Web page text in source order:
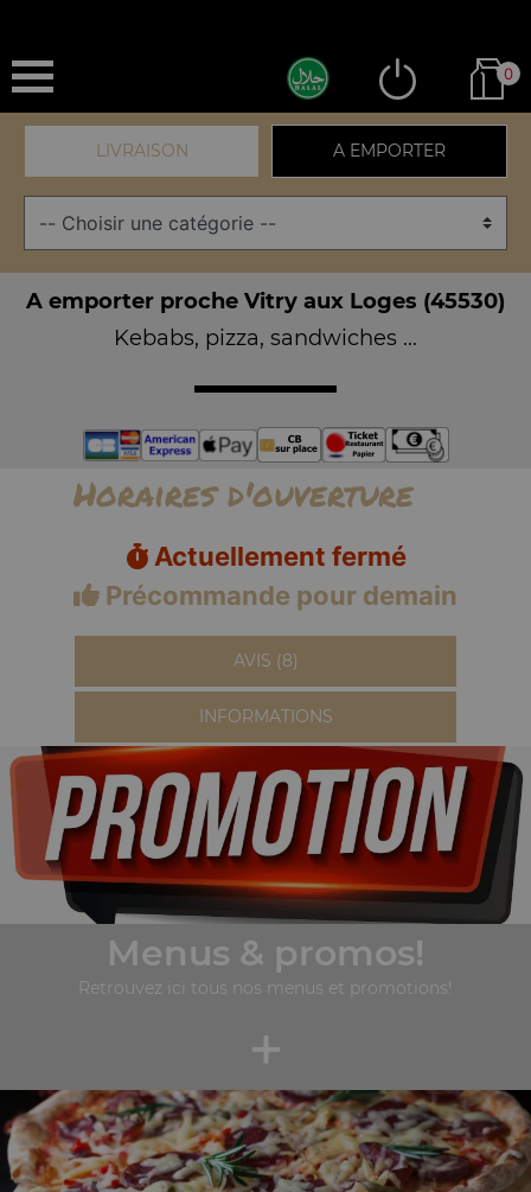
0
LIVRAISON A EMPORTER
A emporter proche Vitry aux Loges (45530)
Kebabs, pizza, sandwiches ...
Horaires d'ouverture
Actuellement fermé
Précommande pour demain
AVIS (8)
INFORMATIONS
Menus & promos!
Retrouvez ici tous nos menus et promotions!
+